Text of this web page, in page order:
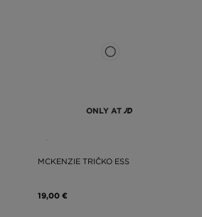
ONLY AT
MCKENZIE TRIČKO ESS
19,00 €